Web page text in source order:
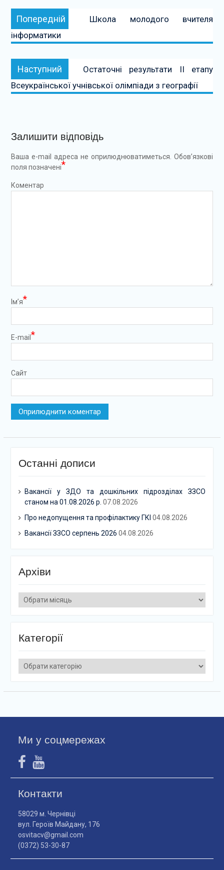
Навігація
записів
Попередній Попередній:
Школа молодого вчителя
інформатики
Наступний Наступний:
Остаточні результати ІІ етапу
Всеукраїнської учнівської олімпіади з географії
Залишити відповідь
Ваша e-mail адреса не оприлюднюватиметься. Обов’язкові
поля позначені*
Коментар
Ім’я*
E-mail *
Сайт
Останні дописи
Вакансії у ЗДО та дошкільних підрозділах ЗЗСО
станом на 01.08.2026 р. 07.08.2026
Про недопущення та профілактику ГКІ 04.08.2026
Вакансії ЗЗСО серпень 2026 04.08.2026
Архіви
Архіви
Категорії
Категорії
Ми у соцмережах
Контакти
58029 м. Чернівці
вул. Героїв Майдану, 176
osvitacv@gmail.com
(0372) 53-30-87